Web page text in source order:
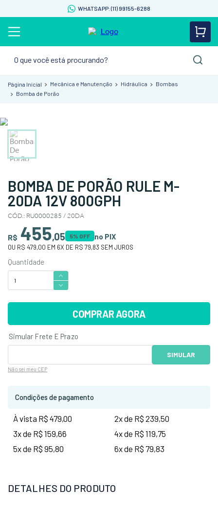
WHATSAPP: (11) 99155-6288
Mecânica e Manutenção Hidráulica
Bombas
Bomba de Porão
BOMBA DE PORÃO RULE M-
20DA 12V 800GPH
CÓD.: RU0000285 / 20DA
R$ 455,05 5% OFF no PIX
OU R$ 479,00 EM 6X DE R$ 79,83 SEM JUROS
COMPRAR AGORA
Não sei meu CEP
Condições de pagamento
À vista R$ 479,00
2x de R$ 239,50
3x de R$ 159,66
4x de R$ 119,75
5x de R$ 95,80
6x de R$ 79,83
DETALHES DO PRODUTO